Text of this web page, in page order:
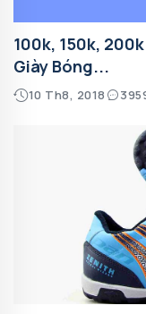
100k, 150k,
Giày Bóng...
10 Th8, 2018